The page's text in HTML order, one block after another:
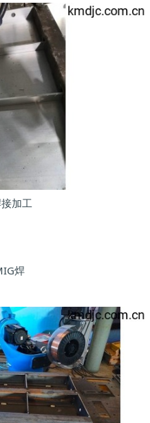
加工
焊